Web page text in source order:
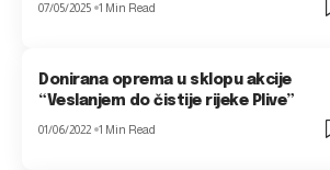
07/05/2025 1 Min Read
Donirana oprema u sklopu akcije
“Veslanjem do čistije rijeke Plive”
01/06/2022 1 Min Read